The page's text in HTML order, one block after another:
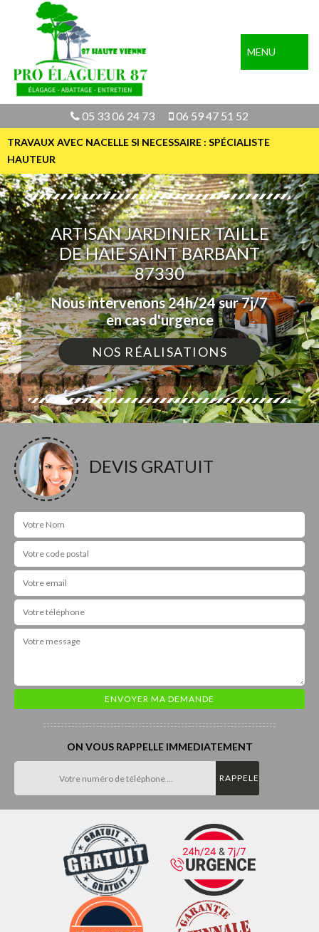
MENU
05 33 06 24 73 06 59 47 51 52
TRAVAUX AVEC NACELLE SI NECESSAIRE : SPÉCIALISTE
HAUTEUR
ARTISAN JARDINIER TAILLE
DE HAIE SAINT BARBANT
87330
Nous intervenons 24h/24 sur 7j/7
en cas d'urgence
NOS RÉALISATIONS
DEVIS GRATUIT
ON VOUS RAPPELLE IMMEDIATEMENT